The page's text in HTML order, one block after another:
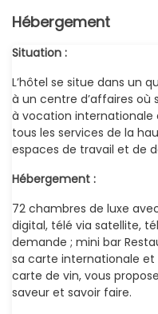
Hébergement
Situation :
L’hôtel se situe dans un
à un centre d’affaires où
à vocation
tous les services de la
espaces de travail et de
Hébergement :
72 chambres de luxe
digital, télé via satellite,
demande ; mini bar
sa carte internationale
carte de vin, vous
saveur et savoir faire.